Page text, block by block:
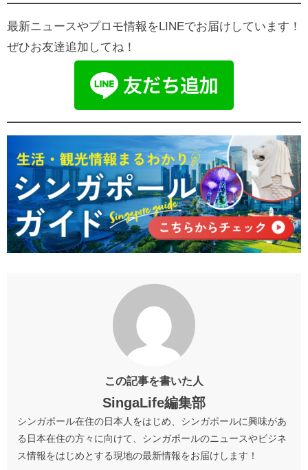
最新ニュースやプロモ情報をLINEでお届けしています！
ぜひお友達追加してね！
この記事を書いた人
SingaLife編集部
シンガポール在住の日本人をはじめ、シンガポールに興味があ
る日本在住の方々に向けて、シンガポールのニュースやビジネ
ス情報をはじめとする現地の最新情報をお届けします！